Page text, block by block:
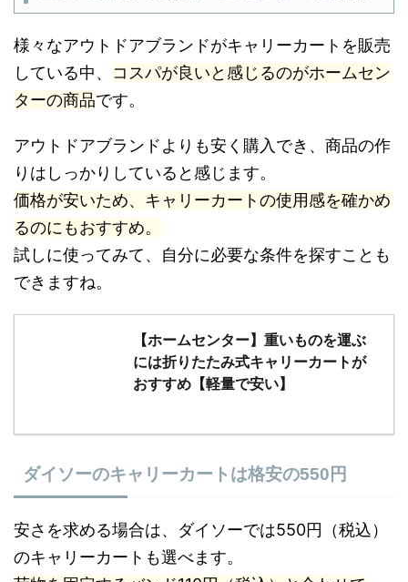
様々なアウトドアブランドがキャリーカートを販売
している中、 コスパが良いと感じるのがホームセン
ターの商品です。
アウトドアブランドよりも安く購入でき、商品の作
りはしっかりしていると感じます。
価格が安いため、キャリーカートの使用感を確かめ
るのにもおすすめ。
試しに使ってみて、自分に必要な条件を探すことも
できますね。
【ホームセンター】重いものを運ぶ
には折りたたみ式キャリーカートが
安さを求める場合は、ダイソーでは550円（税込）